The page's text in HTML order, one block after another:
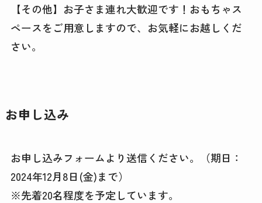
【その他】お子さま連れ大歓迎です！おもちゃス
ペースをご用意しますので、お気軽にお越しくだ
さい。
お申し込み
お申し込みフォームより送信ください。（期日：
2024年12月8日(金)まで）
※先着20名程度を予定しています。